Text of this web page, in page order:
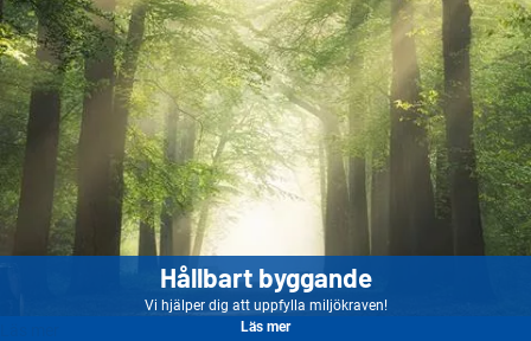
Hållbart byggande
Vi hjälper dig att uppfylla miljökraven!
Läs mer